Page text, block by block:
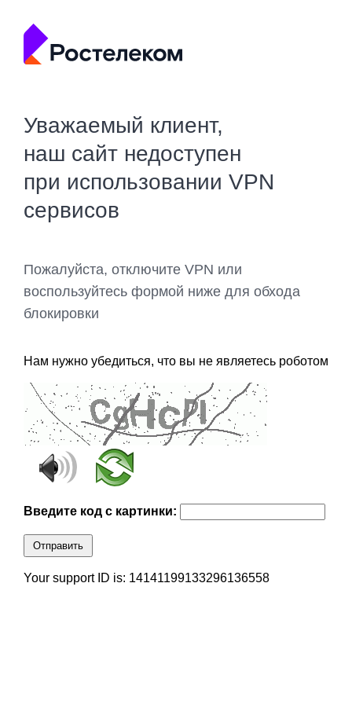
Уважаемый клиент,
наш сайт недоступен
при использовании VPN
сервисов
Пожалуйста, отключите VPN или
воспользуйтесь формой ниже для обхода
блокировки
Нам нужно убедиться, что вы не являетесь роботом
Введите код с картинки:
Отправить
Your support ID is: 14141199133296136558